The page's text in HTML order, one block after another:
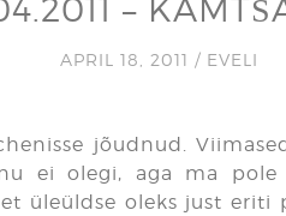
–
APRIL 18, 2011 / EVELI
jõudnud.
ei olegi, aga ma
üleüldse oleks just eriti